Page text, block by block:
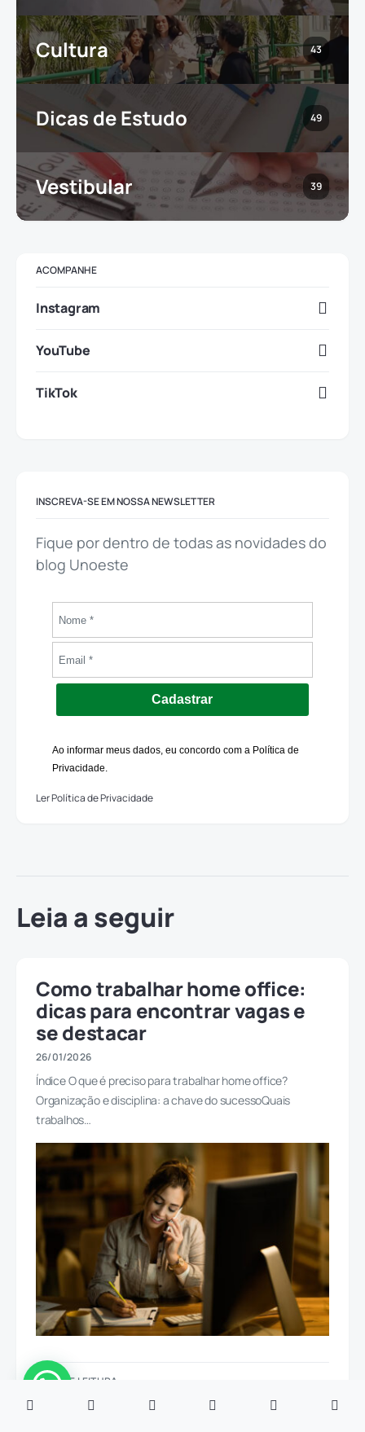
Cultura 43
Dicas de Estudo 49
Vestibular 39
ACOMPANHE
Instagram
YouTube
TikTok
INSCREVA-SE EM NOSSA NEWSLETTER
Fique por dentro de todas as novidades do
blog Unoeste
Cadastrar
Ao informar meus dados, eu concordo com a Política de
Privacidade.
Ler Política de Privacidade
Leia a seguir
Como trabalhar home office:
dicas para encontrar vagas e
se destacar
26/01/2026
Índice O que é preciso para trabalhar home office?
Organização e disciplina: a chave do sucessoQuais
trabalhos…
5 MIN DE LEITURA